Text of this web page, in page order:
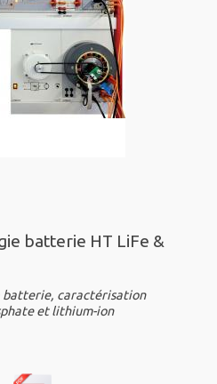
batterie HT LiFe &
batterie, caractérisation
et lithium-ion